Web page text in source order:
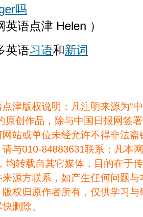
吗
英语点津 Helen ）
英语习语和新词
津版权说明：凡注明来源为“
原创作品，除与中国日报网签
站或单位未经允许不得非法
与010-84883631联系；凡本
均转载自其它媒体，目的在于
源方联系，如产生任何问题
权归原作者所有，仅供学习
删除。